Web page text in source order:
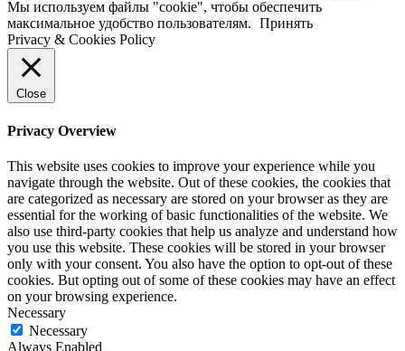
Мы используем файлы "cookie", чтобы обеспечить
максимальное удобство пользователям. Принять
Privacy & Cookies Policy
Close
Privacy Overview
This website uses cookies to improve your experience while you
navigate through the website. Out of these cookies, the cookies that
are categorized as necessary are stored on your browser as they are
essential for the working of basic functionalities of the website. We
also use third-party cookies that help us analyze and understand how
you use this website. These cookies will be stored in your browser
only with your consent. You also have the option to opt-out of these
cookies. But opting out of some of these cookies may have an effect
on your browsing experience.
Necessary
Necessary
Always Enabled